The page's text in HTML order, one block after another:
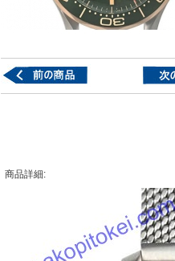
商品詳細: